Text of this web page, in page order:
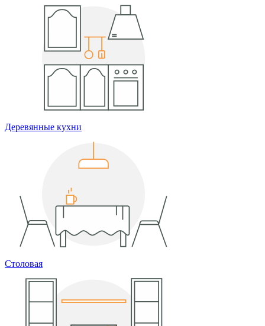
Деревянные кухни
Столовая